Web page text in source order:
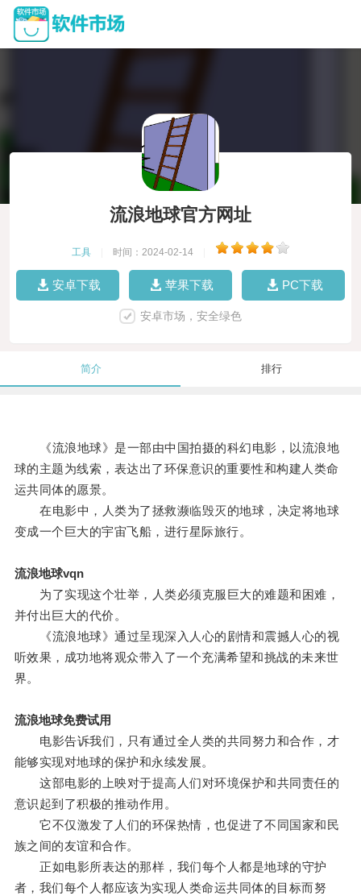
流浪地球官方网址
工具 时间：2024-02-14
安卓下载 苹果下载 PC下载
安卓市场，安全绿色
简介 排行
《流浪地球》是一部由中国拍摄的科幻电影，以流浪地
球的主题为线索，表达出了环保意识的重要性和构建人类命
运共同体的愿景。
在电影中，人类为了拯救濒临毁灭的地球，决定将地球
变成一个巨大的宇宙飞船，进行星际旅行。
流浪地球vqn
为了实现这个壮举，人类必须克服巨大的难题和困难，
并付出巨大的代价。
《流浪地球》通过呈现深入人心的剧情和震撼人心的视
听效果，成功地将观众带入了一个充满希望和挑战的未来世
界。
流浪地球免费试用
电影告诉我们，只有通过全人类的共同努力和合作，才
能够实现对地球的保护和永续发展。
这部电影的上映对于提高人们对环境保护和共同责任的
意识起到了积极的推动作用。
它不仅激发了人们的环保热情，也促进了不同国家和民
族之间的友谊和合作。
正如电影所表达的那样，我们每个人都是地球的守护
者，我们每个人都应该为实现人类命运共同体的目标而努